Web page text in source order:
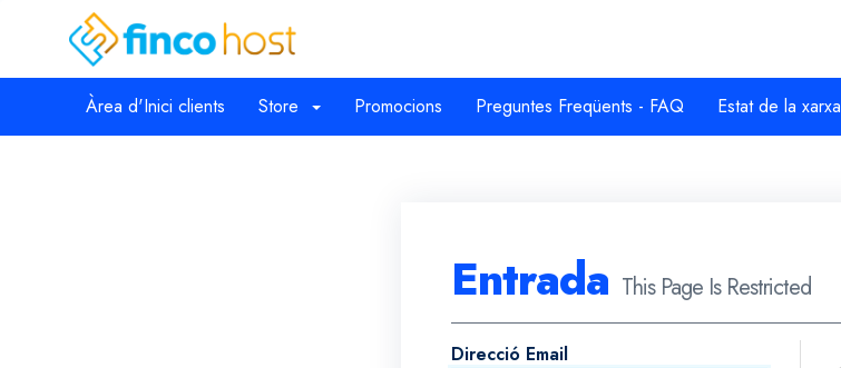
Àrea d'Inici clients Store Promocions Preguntes Freqüents - FAQ Estat de la xarxa
Entrada This Page Is Restricted
Direcció Email